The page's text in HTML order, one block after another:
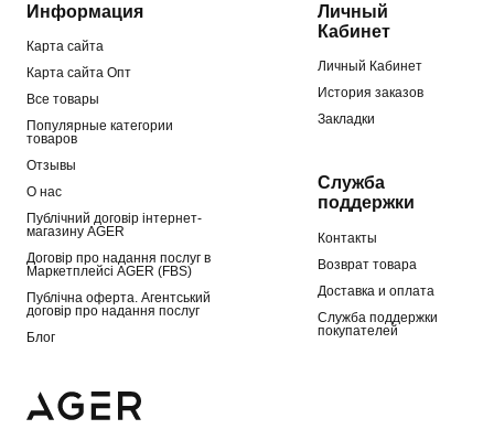
Информация
Карта сайта
Карта сайта Опт
Все товары
Популярные категории
товаров
Отзывы
О нас
Публічний договір інтернет-
магазину AGER
Договір про надання послуг в
Маркетплейсі AGER (FBS)
Публічна оферта. Агентський
договір про надання послуг
Блог
Личный
Кабинет
Личный Кабинет
История заказов
Закладки
Служба
поддержки
Контакты
Возврат товара
Доставка и оплата
Служба поддержки
покупателей